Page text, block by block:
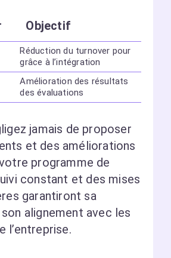
Objectif
Réduction du turnover pour
grâce à l’intégration
Amélioration des résultats
des évaluations
jamais de proposer
et des améliorations
programme de
constant et des mises
garantiront sa
alignement avec les
l’entreprise.